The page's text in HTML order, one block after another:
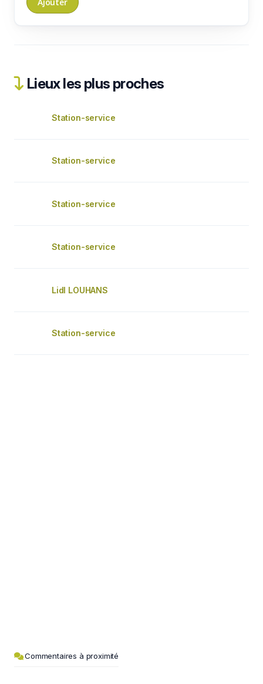
Lieux les plus proches
Station-service
Station-service
Station-service
Station-service
Lidl LOUHANS
Station-service
Commentaires à proximité